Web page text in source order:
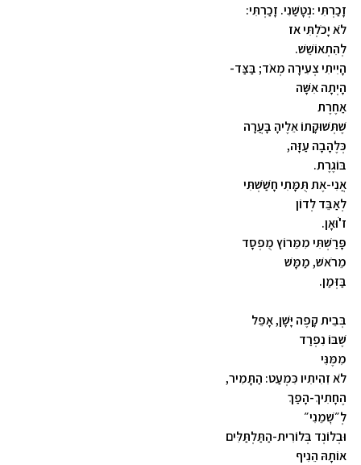
זָכַרְתִּי :נְטָשַׁנִי. זָכַרְתִּי:
לֹא יָכֹלְתִּי אז
לְהִתְאוֹשֵׁשׁ.
הָיִיתִי צְעִירָה מְאֹד; בַּצַּד-
הָיְתָה אִשָּׁה
אַחֶרֶת
שֶׁתְּשׁוּקָתוֹ אֵלֶיהָ בָּעֲרָה
כְּלֶהָבָה עַזָּה,
בּוֹגֶרֶת.
אֲנִי-אֶת תֻּמָּתִי חָשַׁשְׁתִּי
לְאַבֵּד לְדוֹן
ז'ֹוּאָן.
פָּרַשְׁתִּי מִמֵּרוֹץ מֻפְסָד
מֵרֹאשׁ, מַמָּשׁ
בַּזְּמַן.
בְּבֵית קָפֶה יָּשָׁן, אָפֵל
שֶׁבּוֹ נִפְרַד
מִמֶּנִּי
לֹא זִהִיתִיו כִּמְעַט: הַתָּמִיר,
הֶחָתִיךְ-הָפַךְ
לְ״שׇׁמֵנִי״
וּבְלוֹנְד בְּלוֹרִית-הַתַּלְתַּלִּים
אוֹתָהּ הֵנִיף